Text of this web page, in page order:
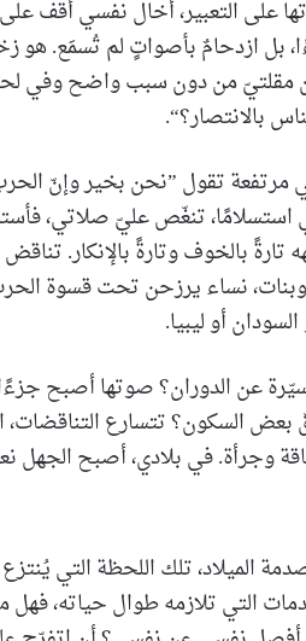
على التعبير، أخال نفسي أقف
بل ازدحامٌ بأصواتٍ لم تُسمَع. هو
مقلتيّ من دون سبب واضح وفي
بالانتصار؟“.
تقول ”نحن بخير وإنّ
تنغّص عليّ صلاتي،
تارةً بالخوف وتارةً بالإنكار.
نساء يرزحن تحت قسوة الحرب.
أو ليبيا.
عن الدوران؟ صوتها أصبح جزءًا
بعض السكون؟ تتسارع التناقضات،
وجرأة. في بلادي، أصبح الجهل
الميلاد، تلك اللحظة التي
التي تلازمه طوال حياته،